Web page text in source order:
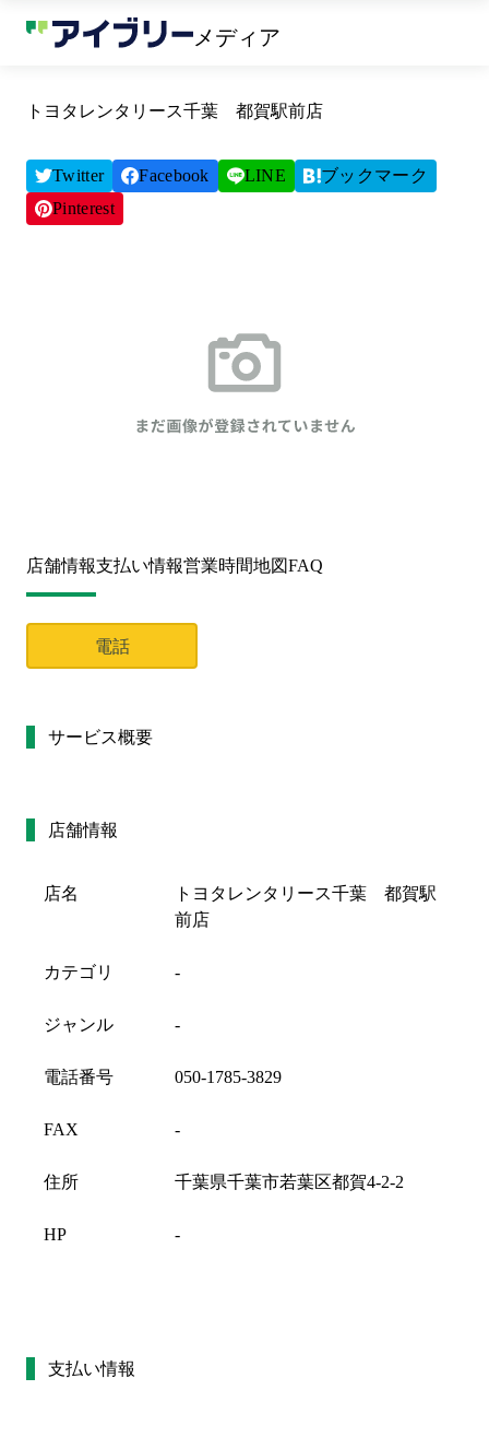
メディア
トヨタレンタリース千葉 都賀駅前店
Twitter Facebook LINE
ブックマーク
Pinterest
店舗情報支払い情報営業時間地図FAQ
電話
サービス概要
店舗情報
店名
トヨタレンタリース千葉 都賀駅
前店
カテゴリ -
ジャンル -
電話番号 050-1785-3829
FAX -
住所 千葉県千葉市若葉区都賀4-2-2
HP -
支払い情報